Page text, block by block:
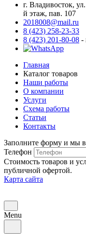
г. Владивосток,
й этаж, пав. 107
2018008@mail.ru
8 (423) 258-23-33
8 (423) 201-80-08 -
Главная
Каталог товаров
Наши работы
О компании
Услуги
Схема работы
Статьи
Контакты
Заполните форму и мы
Телефон
Стоимость товаров и
публичной офертой.
Карта сайта
Menu